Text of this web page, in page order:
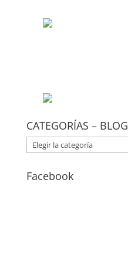
CATEGORÍAS – BLOG
CATEGORÍAS
–
Facebook